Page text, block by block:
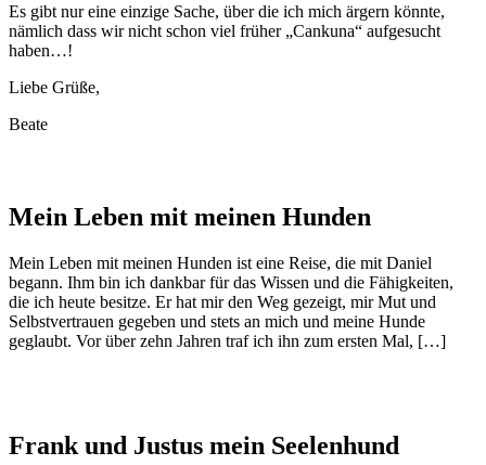
Es gibt nur eine einzige Sache, über die ich mich ärgern könnte,
nämlich dass wir nicht schon viel früher „Cankuna“ aufgesucht
haben…!
Liebe Grüße,
Beate
Mein Leben mit meinen Hunden
Mein Leben mit meinen Hunden ist eine Reise, die mit Daniel
begann. Ihm bin ich dankbar für das Wissen und die Fähigkeiten,
die ich heute besitze. Er hat mir den Weg gezeigt, mir Mut und
Selbstvertrauen gegeben und stets an mich und meine Hunde
geglaubt. Vor über zehn Jahren traf ich ihn zum ersten Mal, […]
Frank und Justus mein Seelenhund